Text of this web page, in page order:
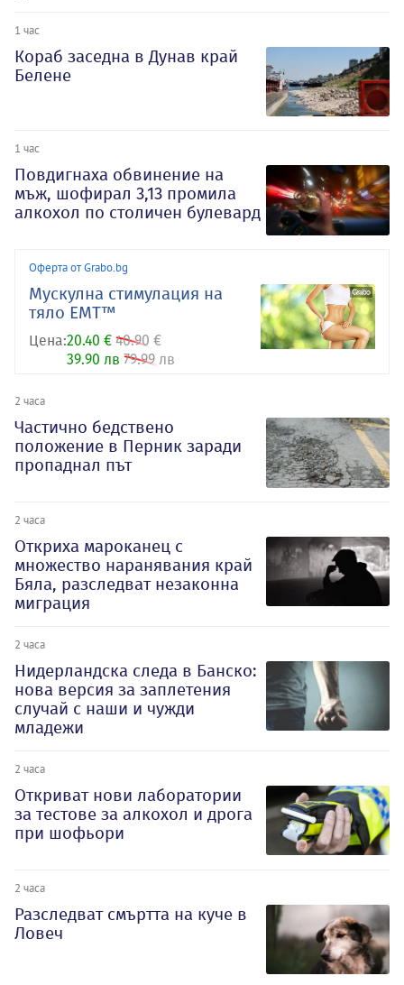
1 час
Кораб заседна в Дунав край
Белене
1 час
Повдигнаха обвинение на
мъж, шофирал 3,13 промила
алкохол по столичен булевард
Оферта от Grabo.bg
Mускулна стимулация на
тяло EMT™
Цена:20.40 € 40.90 €
39.90 лв 79.99 лв
2 часа
Частично бедствено
положение в Перник заради
пропаднал път
2 часа
Откриха мароканец с
множество наранявания край
Бяла, разследват незаконна
миграция
2 часа
Нидерландска следа в Банско:
нова версия за заплетения
случай с наши и чужди
младежи
2 часа
Откриват нови лаборатории
за тестове за алкохол и дрога
при шофьори
2 часа
Разследват смъртта на куче в
Ловеч